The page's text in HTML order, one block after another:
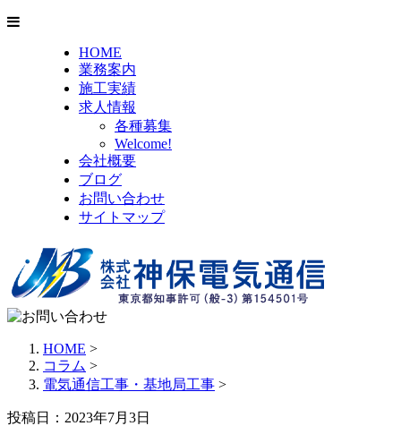
HOME
業務案内
施工実績
求人情報
各種募集
Welcome!
会社概要
ブログ
お問い合わせ
サイトマップ
HOME >
コラム >
電気通信工事・基地局工事 >
投稿日：2023年7月3日